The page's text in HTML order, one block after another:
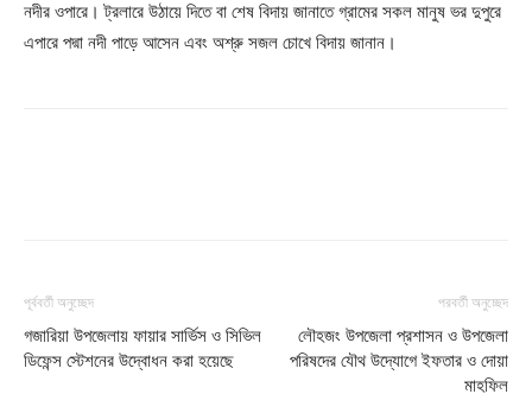
নদীর ওপারে। ট্রলারে উঠায়ে দিতে বা শেষ বিদায় জানাতে গ্রামের সকল মানুষ ভর দুপুরে
এপারে পদ্মা নদী পাড়ে আসেন এবং অশ্রু সজল চোখে বিদায় জানান।
পূর্ববর্তী অনুচ্ছেদ
গজারিয়া উপজেলায় ফায়ার সার্ভিস ও সিভিল
ডিফেন্স স্টেশনের উদ্বোধন করা হয়েছে
পরবর্তী অনুচ্ছেদ
লৌহজং উপজেলা প্রশাসন ও উপজেলা
পরিষদের যৌথ উদ্যোগে ইফতার ও দোয়া
মাহফিল